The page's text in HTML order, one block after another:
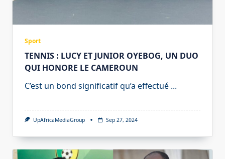
Sport
TENNIS : LUCY ET JUNIOR OYEBOG, UN DUO
QUI HONORE LE CAMEROUN
C’est un bond significatif qu’a effectué ...
UpAfricaMediaGroup Sep 27, 2024